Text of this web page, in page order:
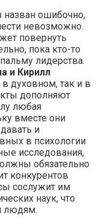
ошибочно,
невозможно.
повернуть
пока кто-то
лидерства.
и Кирилл
в духовном, так и в
дополняют
любая
вместе они
и
в психологии
исследования,
обязательно
конкурентов
сослужит им
наук, что
людям.